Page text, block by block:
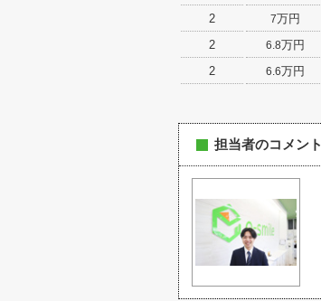
2
7万円
2
6.8万円
2
6.6万円
担当者のコメント